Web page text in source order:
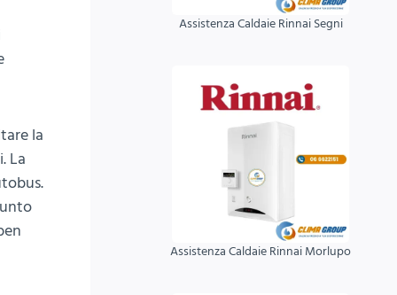
la
La
Assistenza Caldaie Rinnai Segni
Assistenza Caldaie Rinnai Morlupo